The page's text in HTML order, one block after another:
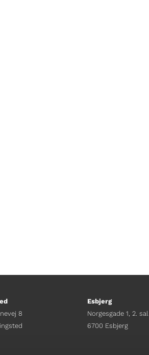
8
Esbjerg
Norgesgade 1, 2. sal
6700 Esbjerg